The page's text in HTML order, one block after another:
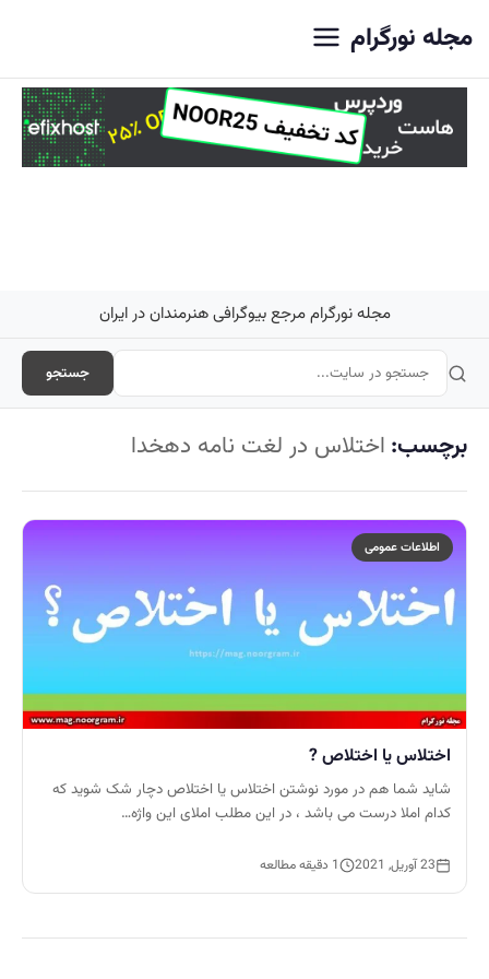
مجله نورگرام
مجله نورگرام مرجع بیوگرافی هنرمندان در ایران
جستجو
برچسب: اختلاس در لغت نامه دهخدا
اطلاعات عمومی
اختلاس یا اختلاص ?
شاید شما هم در مورد نوشتن اختلاس یا اختلاص دچار شک شوید که
کدام املا درست می باشد ، در این مطلب املای این واژه…
23 آوریل, 2021 1 دقیقه مطالعه